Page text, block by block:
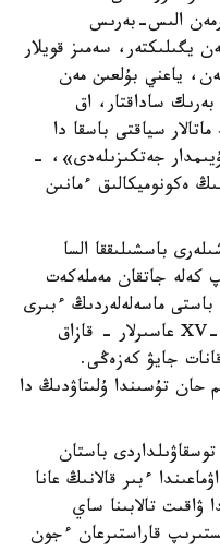
الىس-بەرىس
سەمىز قويلار
ياعني بۇلعىن مەن
ساداقتار، اق
سياقتى باسقا دا
جەتكىزىلەدى»، -
ەكونوميكالىق ءمانىن
باسشىلىققا السا
كەلە جاتقان مەملەكەت
ماسەلەلەردىڭ ءبىرى
بولىپ تابىلادى. ونىڭ ۇستىنە XV- XVI عاسىرلار - قازاق
جايۋ كەزەڭى.
حان تۇسىندا ۇلىتاۋدىڭ دا
باستان
ءبىر قالانىڭ عانا
ۋاقىت تالابىنا ساي
قاراستىرعان ءجون